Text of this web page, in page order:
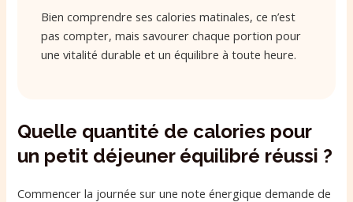
Bien comprendre ses calories matinales, ce n’est
pas compter, mais savourer chaque portion pour
une vitalité durable et un équilibre à toute heure.
Quelle quantité de calories pour
un petit déjeuner équilibré réussi ?
Commencer la journée sur une note énergique demande de